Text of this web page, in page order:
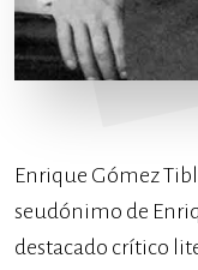
Enrique Gómez
seudónimo de
destacado crítico